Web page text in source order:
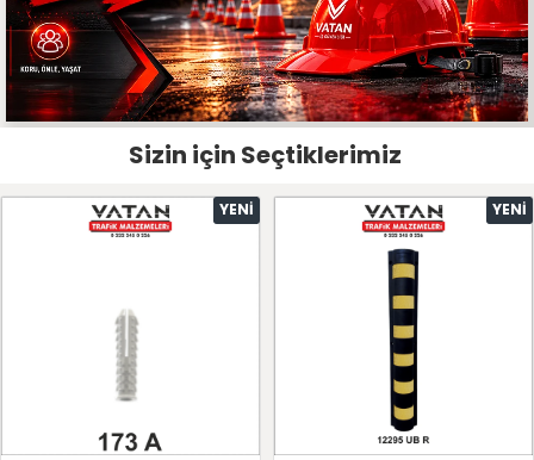
Sizin için Seçtiklerimiz
YENI YENI